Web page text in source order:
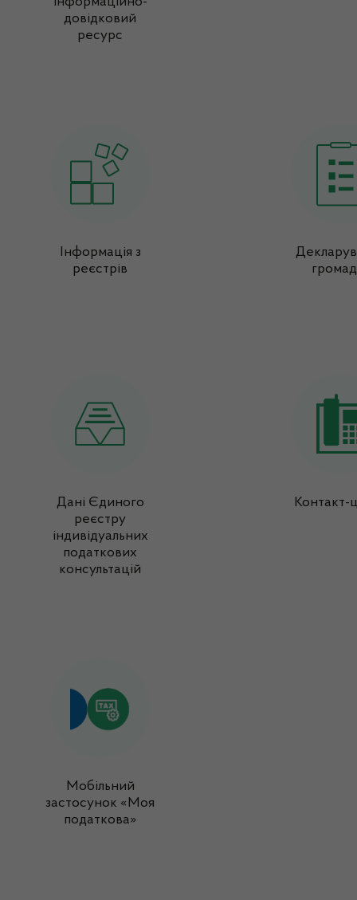
довідковий
ресурс
Інформація з
реєстрів
Дані Єдиного
реєстру
індивідуальних
податкових
консультацій
Контакт-
Мобільний
застосунок «Моя
податкова»